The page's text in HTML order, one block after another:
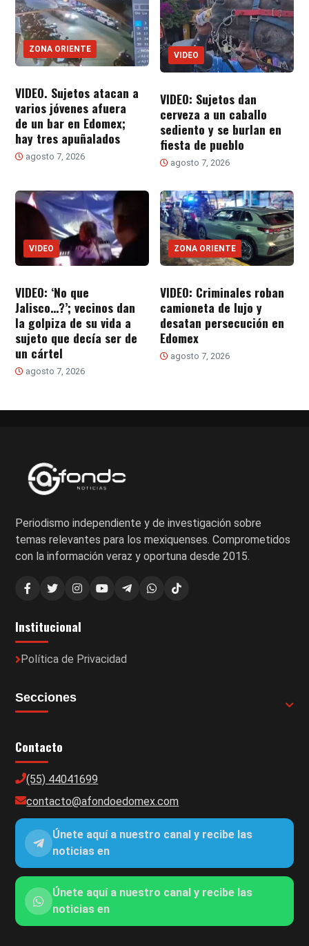
ZONA ORIENTE
VIDEO. Sujetos atacan a
varios jóvenes afuera
de un bar en Edomex;
hay tres apuñalados
agosto 7, 2026
VIDEO
VIDEO: Sujetos dan
cerveza a un caballo
sediento y se burlan en
fiesta de pueblo
agosto 7, 2026
VIDEO
VIDEO: ‘No que
Jalisco…?’; vecinos dan
la golpiza de su vida a
sujeto que decía ser de
un cártel
agosto 7, 2026
ZONA ORIENTE
VIDEO: Criminales roban
camioneta de lujo y
desatan persecución en
Edomex
agosto 7, 2026
Periodismo independiente y de investigación sobre
temas relevantes para los mexiquenses. Comprometidos
con la información veraz y oportuna desde 2015.
Institucional
Política de Privacidad
Secciones
Contacto
(55) 44041699
contacto@afondoedomex.com
Únete aquí a nuestro canal y recibe las
noticias en
Únete aquí a nuestro canal y recibe las
noticias en